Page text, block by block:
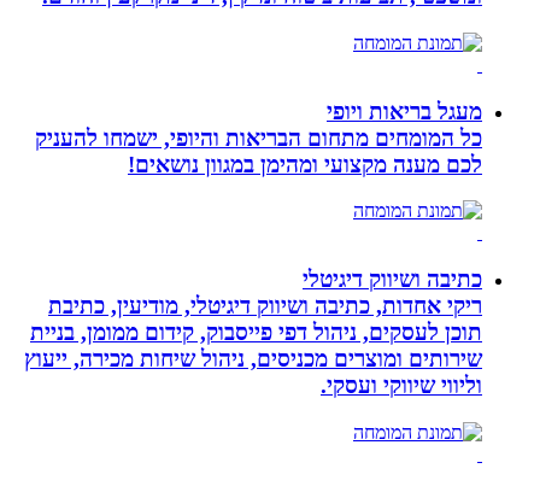
מעגל בריאות ויופי
כל המומחים מתחום הבריאות והיופי, ישמחו להעניק
לכם מענה מקצועי ומהימן במגוון נושאים!
כתיבה ושיווק דיגיטלי
ריקי אחדות, כתיבה ושיווק דיגיטלי, מודיעין, כתיבת
תוכן לעסקים, ניהול דפי פייסבוק, קידום ממומן, בניית
שירותים ומוצרים מכניסים, ניהול שיחות מכירה, ייעוץ
וליווי שיווקי ועסקי.